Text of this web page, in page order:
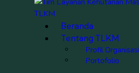
Beranda
Tentang TLKM
Profil Organisasi
Portofolio